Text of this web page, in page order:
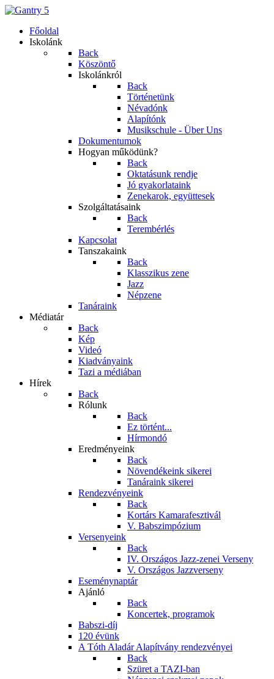
Főoldal
Iskolánk
Back
Köszöntő
Iskolánkról
Back
Történetünk
Névadónk
Alapítónk
Musikschule - Über Uns
Dokumentumok
Hogyan működünk?
Back
Oktatásunk rendje
Jó gyakorlataink
Zenekarok, együttesek
Szolgáltatásaink
Back
Terembérlés
Kapcsolat
Tanszakaink
Back
Klasszikus zene
Jazz
Népzene
Tanáraink
Médiatár
Back
Kép
Videó
Kiadványaink
Tazi a médiában
Hírek
Back
Rólunk
Back
Ez történt...
Hírmondó
Eredményeink
Back
Növendékeink sikerei
Tanáraink sikerei
Rendezvényeink
Back
Kortárs Kamarafesztivál
V. Babszimpózium
Versenyeink
Back
IV. Országos Jazz-zenei Verseny
V. Országos Jazzverseny
Eseménynaptár
Ajánló
Back
Koncertek, programok
Babszi-díj
120 évünk
A Tóth Aladár Alapítvány rendezvényei
Back
Szüret a TAZI-ban